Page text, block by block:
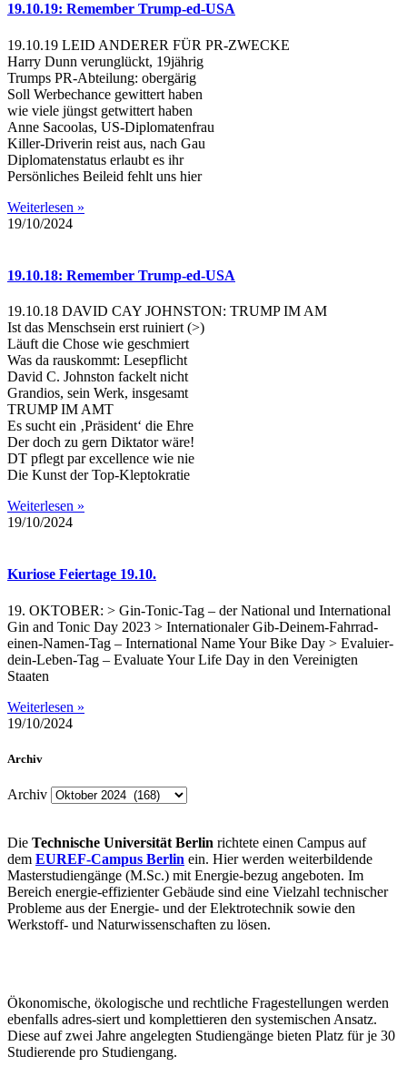
19.10.19: Remember Trump-ed-USA
19.10.19 LEID ANDERER FÜR PR-ZWECKE
Harry Dunn verunglückt, 19jährig
Trumps PR-Abteilung: obergärig
Soll Werbechance gewittert haben
wie viele jüngst getwittert haben
Anne Sacoolas, US-Diplomatenfrau
Killer-Driverin reist aus, nach Gau
Diplomatenstatus erlaubt es ihr
Persönliches Beileid fehlt uns hier
Weiterlesen »
19/10/2024
19.10.18: Remember Trump-ed-USA
19.10.18 DAVID CAY JOHNSTON: TRUMP IM AM
Ist das Menschsein erst ruiniert (>)
Läuft die Chose wie geschmiert
Was da rauskommt: Lesepflicht
David C. Johnston fackelt nicht
Grandios, sein Werk, insgesamt
TRUMP IM AMT
Es sucht ein ‚Präsident‘ die Ehre
Der doch zu gern Diktator wäre!
DT pflegt par excellence wie nie
Die Kunst der Top-Kleptokratie
Weiterlesen »
19/10/2024
Kuriose Feiertage 19.10.
19. OKTOBER: > Gin-Tonic-Tag – der National und International
Gin and Tonic Day 2023 > Internationaler Gib-Deinem-Fahrrad-
einen-Namen-Tag – International Name Your Bike Day > Evaluier-
dein-Leben-Tag – Evaluate Your Life Day in den Vereinigten
Staaten
Weiterlesen »
19/10/2024
Archiv
Archiv
Die Technische Universität Berlin richtete einen Campus auf
dem EUREF-Campus Berlin ein. Hier werden weiterbildende
Masterstudiengänge (M.Sc.) mit Energie-bezug angeboten. Im
Bereich energie-effizienter Gebäude sind eine Vielzahl technischer
Probleme aus der Energie- und der Elektrotechnik sowie den
Werkstoff- und Naturwissenschaften zu lösen.
Ökonomische, ökologische und rechtliche Fragestellungen werden
ebenfalls adres-siert und komplettieren den systemischen Ansatz.
Diese auf zwei Jahre angelegten Studiengänge bieten Platz für je 30
Studierende pro Studiengang.